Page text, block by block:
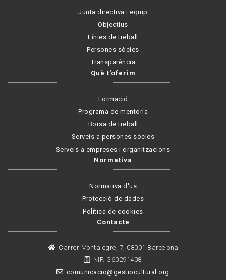
Junta directiva i equip
Objectius
Línies de treball
Persones sòcies
Transparència
Què t'oferim
Formació
Programa de mentoria
Borsa de treball
Serveis a persones sòcies
Serveis a empreses i organitzacions
Normativa
Normativa d'us
Protecció de dades
Política de cookies
Contacte
Carrer Montalegre, 7, 08001 Barcelona
NIF. G60291408
comunicacio@gestiocultural.org